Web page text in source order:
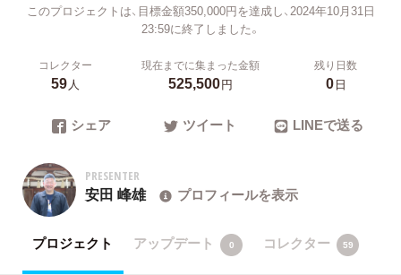
このプロジェクトは、目標金額350,000円を達成し、2024年10月31日
23:59に終了しました。
コレクター
59人
現在までに集まった金額
525,500円
残り日数
0日
シェア ツイート LINEで送る
PRESENTER
安田 峰雄 プロフィールを表示
プロジェクト アップデート 0 コレクター 59